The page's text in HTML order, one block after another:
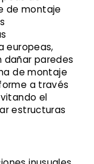
de montaje
europeas,
dañar paredes
de montaje
a través
el
estructuras